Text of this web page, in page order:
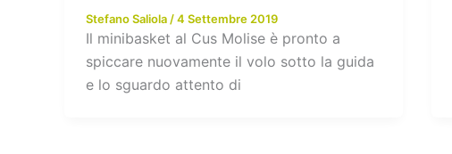
Stefano Saliola /4 Settembre 2019
Il minibasket al Cus Molise è pronto a
spiccare nuovamente il volo sotto la guida
e lo sguardo attento di